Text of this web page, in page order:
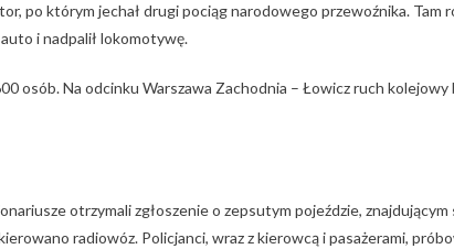
po którym jechał drugi pociąg narodowego przewoźnika. Tam
i nadpalił lokomotywę.
osób. Na odcinku Warszawa Zachodnia – Łowicz ruch kolejowy
otrzymali zgłoszenie o zepsutym pojeździe, znajdującym
radiowóz. Policjanci, wraz z kierowcą i pasażerami,